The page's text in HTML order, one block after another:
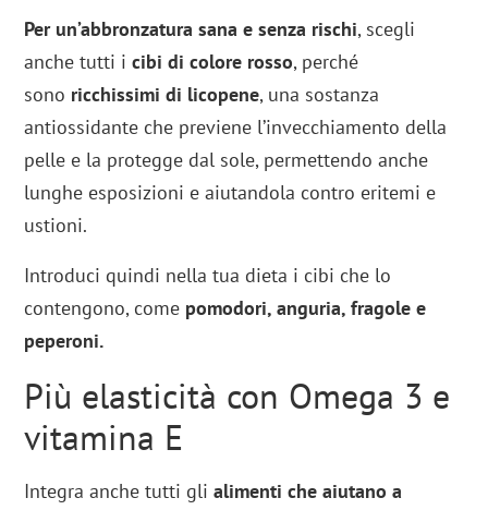
Per un’abbronzatura sana e senza rischi, scegli
anche tutti icibi di colore rosso, perché
sono ricchissimi di licopene, una sostanza
antiossidante che previene l’invecchiamento della
pelle e la protegge dal sole, permettendo anche
lunghe esposizioni e aiutandola contro eritemi e
ustioni.
Introduci quindi nella tua dieta i cibi che lo
contengono, come pomodori, anguria, fragole e
peperoni.
Più elasticità con Omega 3 e
vitamina E
Integra anche tutti gli alimenti che aiutano a